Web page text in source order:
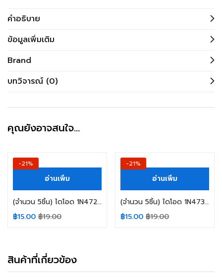
คำอธิบาย
ข้อมูลเพิ่มเติม
Brand
บทวิจารณ์ (0)
คุณยังอาจสนใจ…
-21%
อ่านเพิ่ม
(จำนวน 5ชิ้น) ไดโอด 1N4728A-TAP VISHAY ZENER DIODE 1.3W/3.3V, Iz=76mA (TAPPING)
฿15.00 ฿19.00
-21%
อ่านเพิ่ม
(จำนวน 5ชิ้น) ไดโอด 1N4734A-TAP VISHAY ZENER DIODE 5.6V/1.3W, Iz=45mA (TAPPING)
฿15.00 ฿19.00
สินค้าที่เกี่ยวข้อง